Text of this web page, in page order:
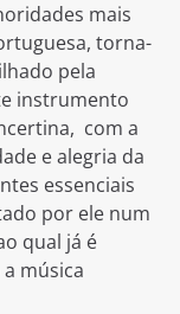
mais
torna-
pela
instrumento
com a
e alegria da
essenciais
por ele num
qual já é
música